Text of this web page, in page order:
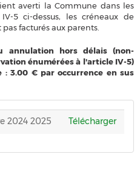
averti la Commune dans les
5 ci-dessus, les créneaux de
facturés aux parents.
annulation hors délais (non-
énumérées à l'article IV-5)
3.00 € par occurrence en sus
2024 2025 Télécharger